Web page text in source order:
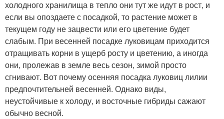
холодного хранилища в тепло они тут же идут в рост, и
если вы опоздаете с посадкой, то растение может в
текущем году не зацвести или его цветение будет
слабым. При весенней посадке луковицам приходится
отращивать корни в ущерб росту и цветению, а иногда
они, пролежав в земле весь сезон, зимой просто
сгнивают. Вот почему осенняя посадка луковиц лилии
предпочтительней весенней. Однако виды,
неустойчивые к холоду, и восточные гибриды сажают
обычно весной.